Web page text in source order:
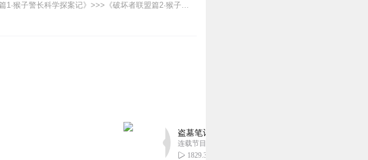
【适听年龄】7岁+《猴子警长科学探案记》系列《破坏者联盟篇1·猴子警长科学探案记》>>>《破坏者联盟篇2·猴子警长科学探案记》>>>《破坏者联盟篇3·猴子警长科...
盗墓笔记 全8部丨豪华CV版丨苏尚卿&边江 领衔
连载节目超七百集
1829.33万